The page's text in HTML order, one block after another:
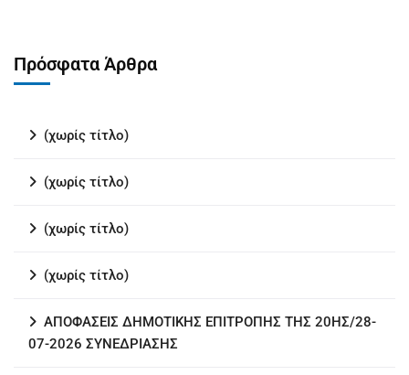
Πρόσφατα Άρθρα
(χωρίς τίτλο)
(χωρίς τίτλο)
(χωρίς τίτλο)
(χωρίς τίτλο)
ΑΠΟΦΑΣΕΙΣ ΔΗΜΟΤΙΚΗΣ ΕΠΙΤΡΟΠΗΣ ΤΗΣ 20ΗΣ/28-
07-2026 ΣΥΝΕΔΡΙΑΣΗΣ